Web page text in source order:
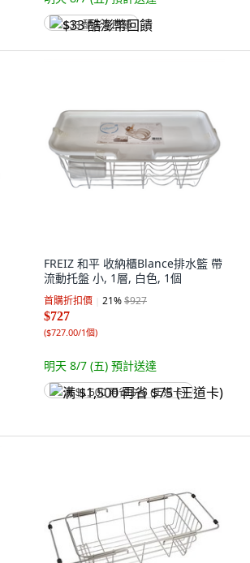
$33 酷澎幣回饋
FREIZ 和平 收納櫃Blance排水籃 帶
流動托盤 小, 1層, 白色, 1個
首購折扣價 21%$927
$727
($727.00/1個)
明天 8/7 (五) 預計送達
满 $1,500 再省 $75 (王道卡)